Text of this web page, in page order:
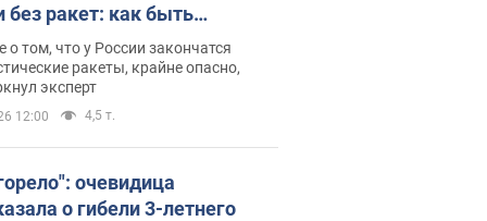
без ракет: как быть
Интервью с Мельником
о том, что у России закончатся
ракеты, крайне опасно,
эксперт
12:00 4,5 т.
очевидица
о гибели 3-летнего